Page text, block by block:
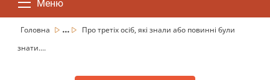
Меню
Головна ...
Про третіх осіб, які знали або повинні були
знати....